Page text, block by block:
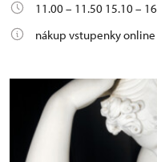
11.00 – 11.50 15.10 –
nákup vstupenky